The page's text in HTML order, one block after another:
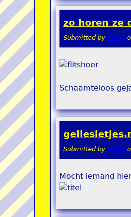
zo horen ze
Submitted by teddy
Schaamteloos
Submitted by teddy
Mocht iemand